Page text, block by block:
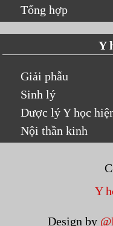
Tổng hợp
Y
Giải phẫu
Sinh lý
Dược lý Y học
Nội thần kinh
Y
Design by